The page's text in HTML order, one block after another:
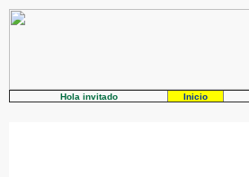
Hola invitado Inicio